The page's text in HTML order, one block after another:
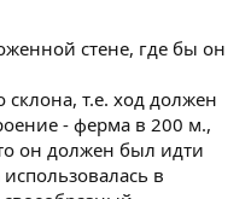
стене, где бы он
т.е. ход должен
- ферма в 200 м.,
он должен был идти
в